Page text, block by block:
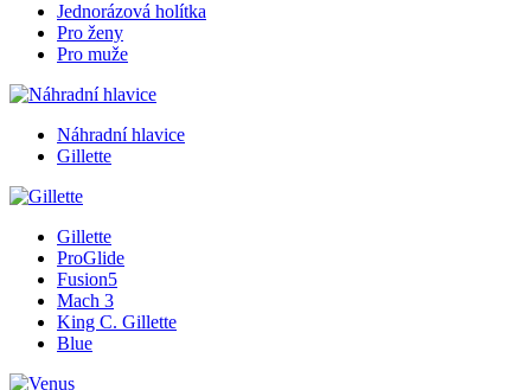
Jednorázová holítka
Pro ženy
Pro muže
Náhradní hlavice
Gillette
Gillette
ProGlide
Fusion5
Mach 3
King C. Gillette
Blue